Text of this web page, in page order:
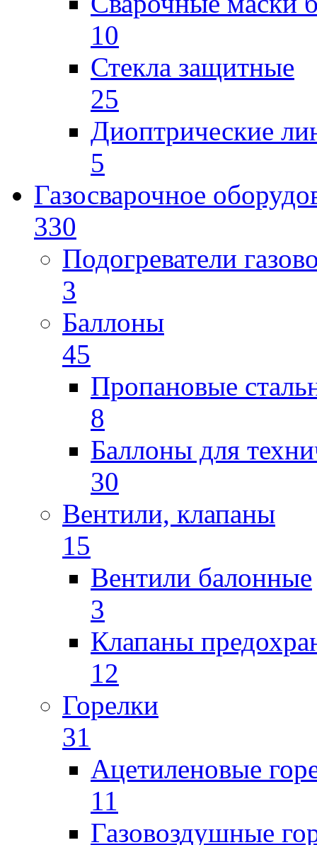
10
Стекла защитные
25
Диоптрические
5
Газосварочное
330
Подогреватели
3
Баллоны
45
Пропановые
8
Баллоны для
30
Вентили, клапаны
15
Вентили балонные
3
Клапаны
12
Горелки
31
Ацетиленовые
11
Газовоздушные